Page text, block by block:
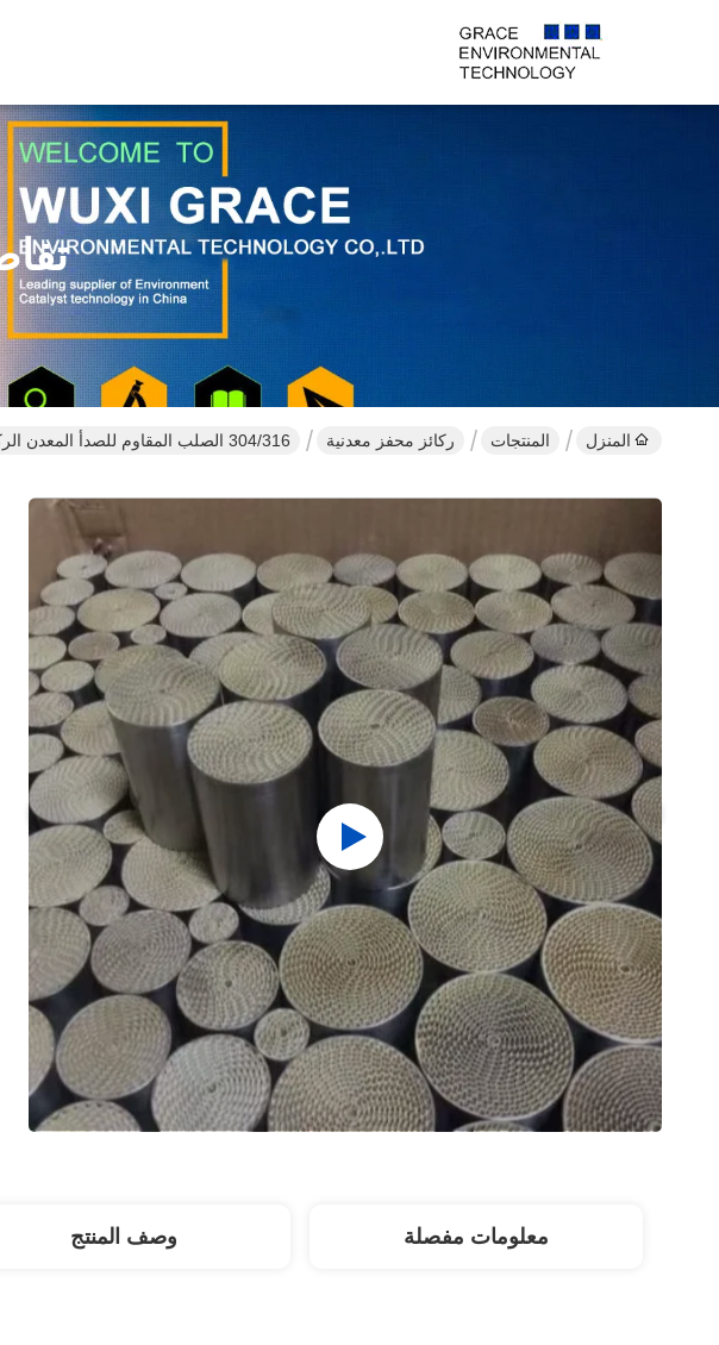
المنزل المنتجات ركائز محفز معدنية 304/316 الصلب المقاوم للصدأ المعدن الركيزة العسل للسيارات المحولات المحفزة (600 CPSI)
معلومات مفصلة وصف المنتج